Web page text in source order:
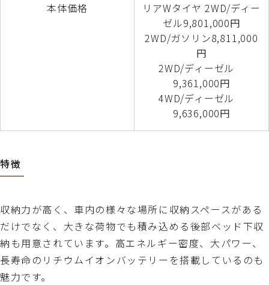
本体価格
リアWタイヤ 2WD/ディー
ゼル9,801,000円
2WD/ガソリン8,811,000
円
2WD/ディーゼル
9,361,000円
4WD/ディーゼル
9,636,000円
特徴
収納力が高く、車内の様々な場所に収納スペースがある
だけでなく、大きな荷物でも積み込める後部ベッド下収
納も用意されています。高エネルギー密度、大パワー、
長寿命のリチウムイオンバッテリーを搭載しているのも
魅力です。